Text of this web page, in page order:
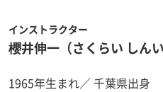
インストラクター
櫻井伸一 （さくらい しん
1965年生まれ／ 千葉県出身